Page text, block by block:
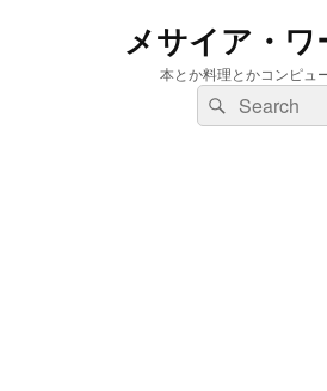
メサイア・ワ
本とか料理とかコンピュ
検
索:
検
索